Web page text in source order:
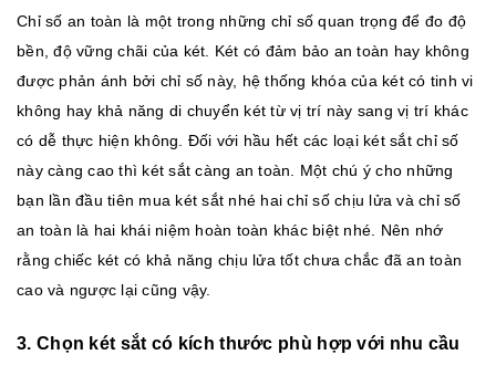
Chỉ số an toàn là một trong những chỉ số quan trọng để đo độ
bền, độ vững chãi của két. Két có đảm bảo an toàn hay không
được phản ánh bởi chỉ số này, hệ thống khóa của két có tinh vi
không hay khả năng di chuyển két từ vị trí này sang vị trí khác
có dễ thực hiện không. Đối với hầu hết các loại két sắt chỉ số
này càng cao thì két sắt càng an toàn. Một chú ý cho những
bạn lần đầu tiên mua két sắt nhé hai chỉ số chịu lửa và chỉ số
an toàn là hai khái niệm hoàn toàn khác biệt nhé. Nên nhớ
rằng chiếc két có khả năng chịu lửa tốt chưa chắc đã an toàn
cao và ngược lại cũng vậy.
3. Chọn két sắt có kích thước phù hợp với nhu cầu